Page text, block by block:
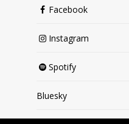
Facebook
Instagram
Spotify
Bluesky